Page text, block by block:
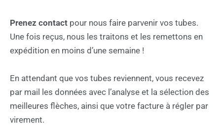
Prenez contact pour nous faire parvenir vos tubes.
Une fois reçus, nous les traitons et les remettons en
expédition en moins d’une semaine !
En attendant que vos tubes reviennent, vous recevez
par mail les données avec l’analyse et la sélection des
meilleures flèches, ainsi que votre facture à régler par
virement.